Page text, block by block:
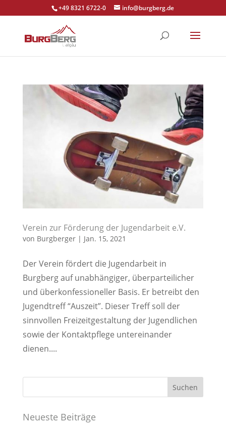
+49 8321 6722-0 info@burgberg.de
Verein zur Förderung der Jugendarbeit e.V.
von Burgberger| Jan. 15, 2021
Der Verein fördert die Jugendarbeit in
Burgberg auf unabhängiger, überparteilicher
und überkonfessioneller Basis. Er betreibt den
Jugendtreff “Auszeit”. Dieser Treff soll der
sinnvollen Freizeitgestaltung der Jugendlichen
sowie der Kontaktpflege untereinander
dienen....
Neueste Beiträge